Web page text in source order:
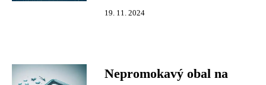
19. 11. 2024
Nepromokavý obal na